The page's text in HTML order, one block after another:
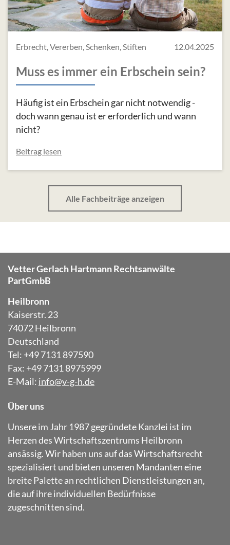
Erbrecht, Vererben, Schenken, Stiften 12.04.2025
Muss es immer ein Erbschein sein?
Häufig ist ein Erbschein gar nicht notwendig -
doch wann genau ist er erforderlich und wann
nicht?
Beitrag lesen
Alle Fachbeiträge anzeigen
Vetter Gerlach Hartmann Rechtsanwälte
PartGmbB
Heilbronn
Kaiserstr. 23
74072 Heilbronn
Deutschland
Tel: +49 7131 897590
Fax: +49 7131 8975999
E-Mail: info@v-g-h.de
Über uns
Unsere im Jahr 1987 gegründete Kanzlei ist im
Herzen des Wirtschaftszentrums Heilbronn
ansässig. Wir haben uns auf das Wirtschaftsrecht
spezialisiert und bieten unseren Mandanten eine
breite Palette an rechtlichen Dienstleistungen an,
die auf ihre individuellen Bedürfnisse
zugeschnitten sind.